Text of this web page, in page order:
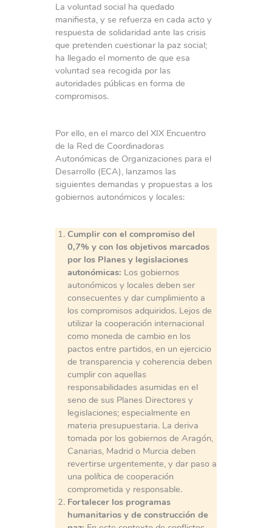
La voluntad social ha quedado
manifiesta, y se refuerza en cada acto y
respuesta de solidaridad ante las crisis
que pretenden cuestionar la paz social;
ha llegado el momento de que esa
voluntad sea recogida por las
autoridades públicas en forma de
compromisos.
Por ello, en el marco del XIX Encuentro
de la Red de Coordinadoras
Autonómicas de Organizaciones para el
Desarrollo (ECA), lanzamos las
siguientes demandas y propuestas a los
gobiernos autonómicos y locales:
Cumplir con el compromiso del
0,7% y con los objetivos marcados
por los Planes y legislaciones
autonómicas: Los gobiernos
autonómicos y locales deben ser
consecuentes y dar cumplimiento a
los compromisos adquiridos. Lejos de
utilizar la cooperación internacional
como moneda de cambio en los
pactos entre partidos, en un ejercicio
de transparencia y coherencia deben
cumplir con aquellas
responsabilidades asumidas en el
seno de sus Planes Directores y
legislaciones; especialmente en
materia presupuestaria. La deriva
tomada por los gobiernos de Aragón,
Canarias, Madrid o Murcia deben
revertirse urgentemente, y dar paso a
una política de cooperación
comprometida y responsable.
Fortalecer los programas
humanitarios y de construcción de